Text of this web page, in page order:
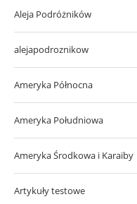
Aleja Podróżników
alejapodroznikow
Ameryka Północna
Ameryka Południowa
Ameryka Środkowa i Karaiby
Artykuły testowe